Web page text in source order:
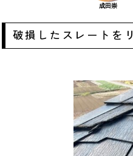
成田崇
破損したスレートを